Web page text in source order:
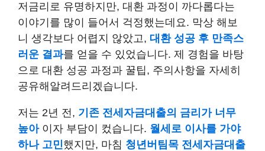
저금리로 유명하지만, 대환 과정이 까다롭다는
이야기를 많이 들어서 걱정했는데요. 막상 해보
니 생각보다 어렵지 않았고, 대환 성공 후 만족스
러운 결과를 얻을 수 있었습니다. 제 경험을 바탕
으로 대환 성공 과정과 꿀팁, 주의사항을 자세히
공유해알려드리겠습니다.
저는 2년 전, 기존 전세자금대출의 금리가 너무
높아이자 부담이 컸습니다. 월세로 이사를 가야
하나 고민했지만, 마침 청년버팀목 전세자금대출